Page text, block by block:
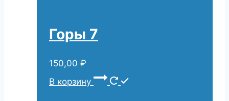
Горы 7
150,00 ₽
В корзину